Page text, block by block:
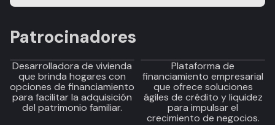
Patrocinadores
Desarrolladora de vivienda
que brinda hogares con
opciones de financiamiento
para facilitar la adquisición
del patrimonio familiar.
Plataforma de
financiamiento empresarial
que ofrece soluciones
ágiles de crédito y liquidez
para impulsar el
crecimiento de negocios.